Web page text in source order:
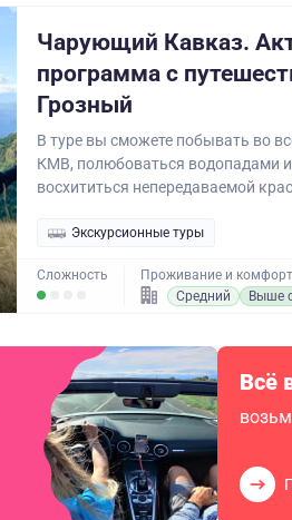
Чарующий Кавказ.
программа с
Грозный
В туре вы сможете побывать во
КМВ, полюбоваться водопадами
восхититься непередаваемой
Экскурсионные туры
Сложность
Проживание и комфорт
Средний
Выше
Всё